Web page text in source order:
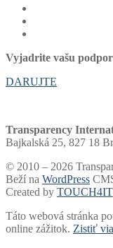
Vyjadrite vašu
DARUJTE
Transparency
Bajkalská 25, 827 18
© 2010 – 2026
Beží na WordPress
Created by TOUCH4IT
Táto webová stránka
online zážitok. Zistiť